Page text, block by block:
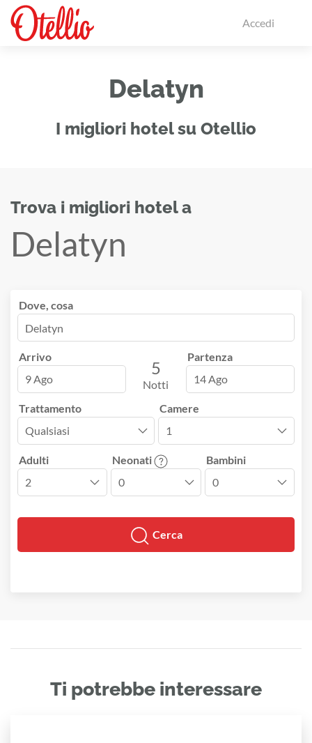
Accedi
Delatyn
I migliori hotel su Otellio
Trova i migliori hotel a
Delatyn
Dove, cosa
Arrivo
9 Ago
5
Notti
Partenza
14 Ago
Trattamento Camere
Adulti Neonati Bambini
Cerca
Ti potrebbe interessare